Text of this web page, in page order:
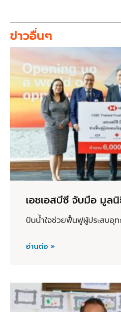
ข่าวอื่นๆ
เอชเอสบีซี จับมือ มูล
ปันน้ำใจช่วยฟื้นฟูผู้ประสบอุ
อ่านต่อ »